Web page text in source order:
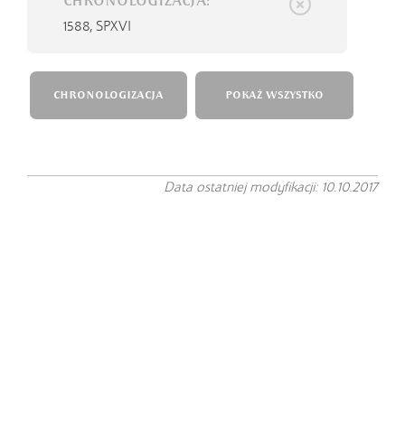
1588, SPXVI
CHRONOLOGIZACJA POKAŻ WSZYSTKO
Data ostatniej modyfikacji: 10.10.2017